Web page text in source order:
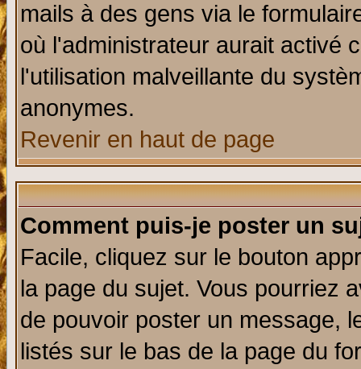
mails à des gens via le
où l'administrateur aurait activé
l'utilisation malveillante du
anonymes.
Revenir en haut de page
Comment puis-je poster un
Facile, cliquez sur le bouton
la page du sujet. Vous pourriez
de pouvoir poster un message,
listés sur le bas de la page du